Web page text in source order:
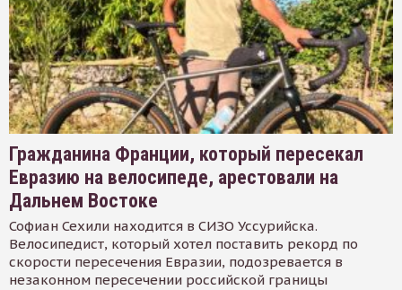
Гражданина Франции, который пересекал
Евразию на велосипеде, арестовали на
Дальнем Востоке
Софиан Сехили находится в СИЗО Уссурийска.
Велосипедист, который хотел поставить рекорд по
скорости пересечения Евразии, подозревается в
незаконном пересечении российской границы